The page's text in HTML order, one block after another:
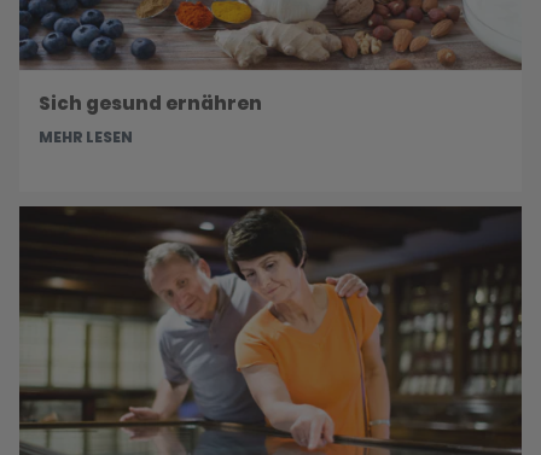
Sich gesund ernähren
MEHR LESEN